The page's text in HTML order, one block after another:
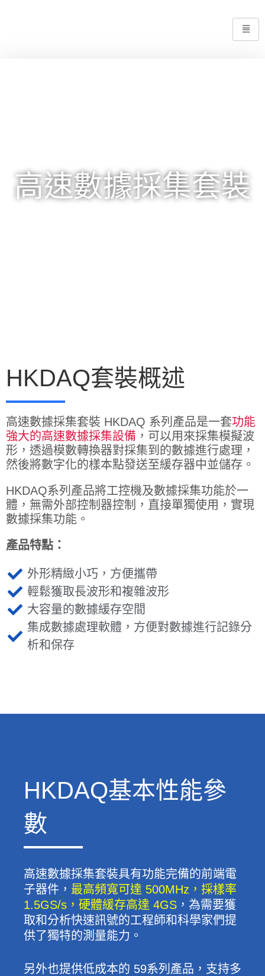
高速數據採集套裝
HKDAQ套裝概述
高速數據採集套裝 HKDAQ 系列產品是一套功能
強大的高速數據採集設備 ，可以用來採集模擬波
形，透過模數轉換器對採集到的數據進行處理，
然後將數字化的樣本點發送至緩存器中並儲存。
HKDAQ系列產品將工控機及數據採集功能於一
體，無需外部控制器控制，直接單獨使用，實現
數據採集功能。
產品特點：
外形精緻小巧，方便攜帶
輕鬆獲取長波形和複雜波形
大容量的數據緩存空間
集成數據處理軟體，方便對數據進行記錄分
析和保存
HKDAQ基本性能參
數
高速數據採集套裝具有功能完備的前端電
子器件， 最高頻寬可達 500MHz，採樣率
1.5GS/s，硬體緩存高達 4GS ，為需要獲
取和分析快速訊號的工程師和科學家們提
供了獨特的測量能力。
另外也提供低成本的 59系列產品，支持多